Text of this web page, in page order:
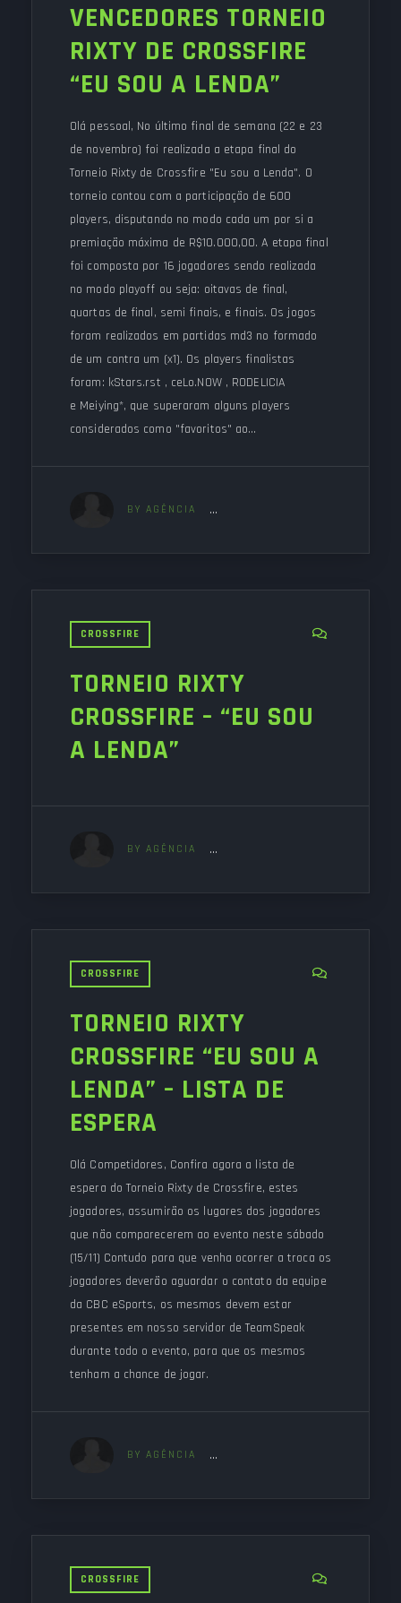
VENCEDORES TORNEIO
RIXTY DE CROSSFIRE
“EU SOU A LENDA”
Olá pessoal, No último final de semana (22 e 23
de novembro) foi realizada a etapa final do
Torneio Rixty de Crossfire "Eu sou a Lenda". O
torneio contou com a participação de 600
players, disputando no modo cada um por si a
premiação máxima de R$10.000,00. A etapa final
foi composta por 16 jogadores sendo realizada
no modo playoff ou seja: oitavas de final,
quartas de final, semi finais, e finais. Os jogos
foram realizados em partidas md3 no formado
de um contra um (x1). Os players finalistas
foram: kStars.rst , ceLo.NOW , RODELICIA
e Meiying*, que superaram alguns players
considerados como "favoritos" ao…
BY AGÊNCIA
CROSSFIRE
TORNEIO RIXTY
CROSSFIRE – “EU SOU
A LENDA”
BY AGÊNCIA
CROSSFIRE
TORNEIO RIXTY
CROSSFIRE “EU SOU A
LENDA” – LISTA DE
ESPERA
Olá Competidores, Confira agora a lista de
espera do Torneio Rixty de Crossfire, estes
jogadores, assumirão os lugares dos jogadores
que não comparecerem ao evento neste sábado
(15/11) Contudo para que venha ocorrer a troca os
jogadores deverão aguardar o contato da equipe
da CBC eSports, os mesmos devem estar
presentes em nosso servidor de TeamSpeak
durante todo o evento, para que os mesmos
tenham a chance de jogar.
BY AGÊNCIA
CROSSFIRE